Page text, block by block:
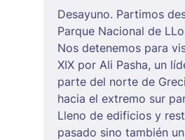
Desayuno. Partimos
Parque Nacional de
Nos detenemos para
XIX por Ali Pasha, un
parte del norte de
hacia el extremo sur
Lleno de edificios y
pasado sino también